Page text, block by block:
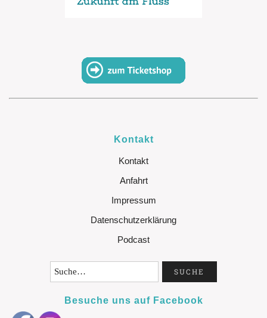
Kontakt
Kontakt
Anfahrt
Impressum
Datenschutzerklärung
Podcast
Besuche uns auf Facebook